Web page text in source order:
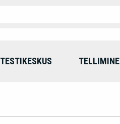
TESTIKESKUS TELLIMINE